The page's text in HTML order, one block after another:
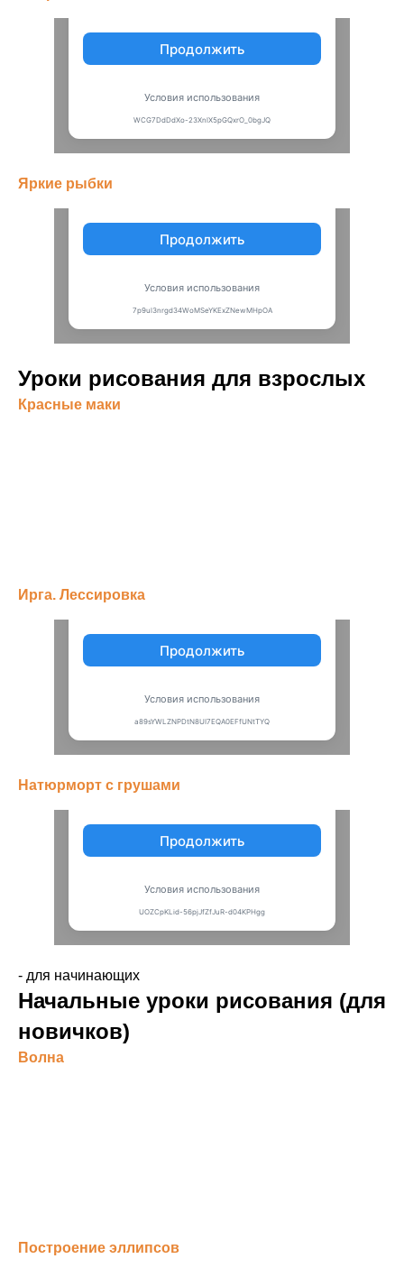
Яркие рыбки
Уроки рисования для взрослых
Красные маки
Ирга. Лессировка
Натюрморт с грушами
- для начинающих
Начальные уроки рисования (для
новичков)
Волна
Построение эллипсов